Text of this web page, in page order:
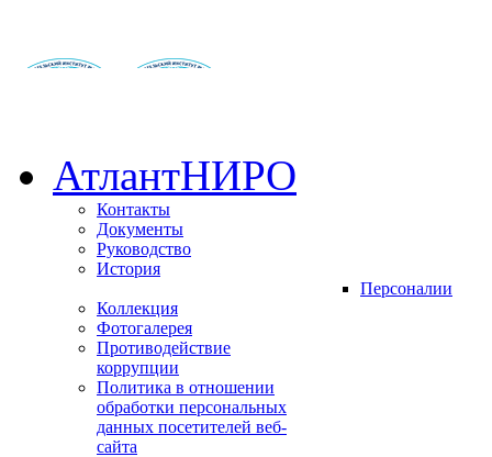
АтлантНИРО
Контакты
Документы
Руководство
История
Персоналии
Коллекция
Фотогалерея
Противодействие
коррупции
Политика в отношении
обработки персональных
данных посетителей веб-
сайта